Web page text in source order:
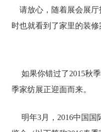
请放心，随着展会展厅
时也就看到了家里的装修
如果你错过了2015秋季
季家纺展正迎面而来。
明年3月，2016中国国